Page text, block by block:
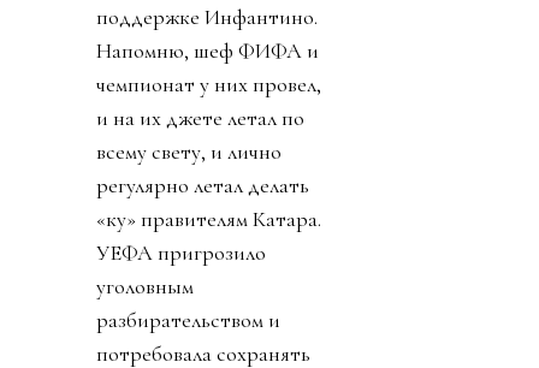
поддержке Инфантино.
Напомню, шеф ФИФА и
чемпионат у них провел,
и на их джете летал по
всему свету, и лично
регулярно летал делать
«ку» правителям Катара.
УЕФА пригрозило
уголовным
разбирательством и
потребовала сохранять